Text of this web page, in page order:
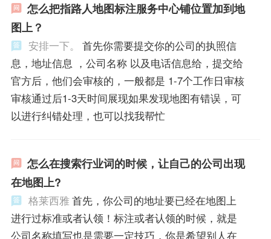
怎么把指路人地图标注服务中心铺位置加到地
图上？
安排一下。
首先你需要提交你的公司的执照信
息，地址信息 ，公司名称 以及电话信息给，提交给
官方后，他们会审核的，一般都是 1-7个工作日审核
审核通过后1-3天时间展现如果发现地图有错误，可
以进行纠错处理，也可以找我帮忙
怎么在搜索行业词的时候，让自己的公司出现
在地图上?
格莱西雅首先，你公司的地址要已经在地图上
进行过标准或者认领！标注或者认领的时候，就是
公司名称填写也是需要一定技巧，你是希望别人在